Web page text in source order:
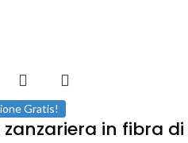
Gratis!
zanzariera in fibra